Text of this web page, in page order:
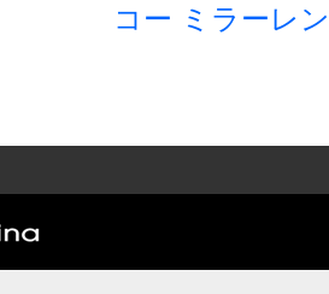
コー ミラーレ